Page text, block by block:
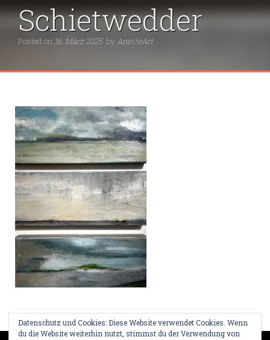
Schietwedder
Posted on16. März 2025 by AnetteArt
Datenschutz und Cookies: Diese Website verwendet Cookies. Wenn
du die Website weiterhin nutzt, stimmst du der Verwendung von